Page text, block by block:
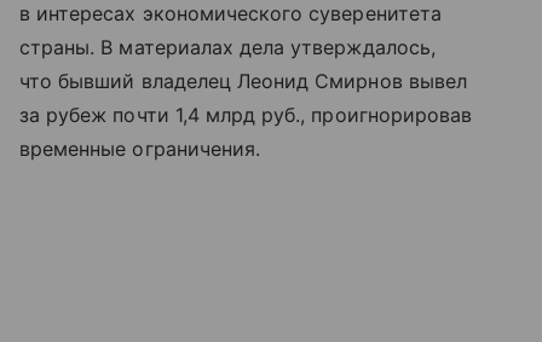
в интересах экономического суверенитета
страны. В материалах дела утверждалось,
что бывший владелец Леонид Смирнов вывел
за рубеж почти 1,4 млрд руб., проигнорировав
временные ограничения.